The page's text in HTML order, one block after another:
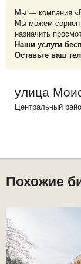
Мы — компания
Мы можем
назначить
Наши услуги
Оставьте ваш
улица
Центральный
Похожие